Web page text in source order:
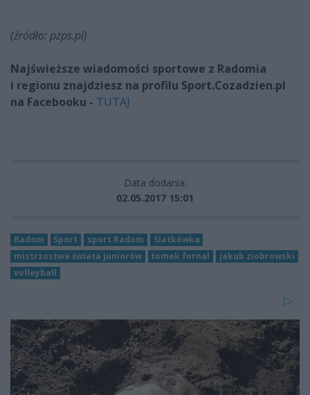
(źródło: pzps.pl)
Najświeższe wiadomości sportowe z Radomia
i regionu znajdziesz na profilu Sport.Cozadzien.pl
na Facebooku - TUTAJ
Data dodania:
02.05.2017 15:01
Radom Sport sport Radom
Siatkówka
mistrzostwa świata juniorów
tomek fornal
jakub ziobrowski
volleyball